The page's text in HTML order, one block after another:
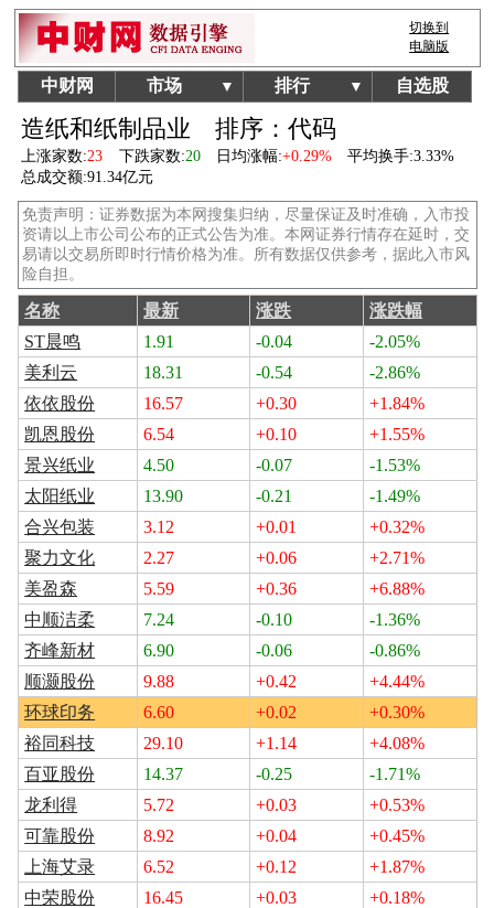
切换到
电脑版
中财网 市场 ▼ 排行 ▼ 自选股
造纸和纸制品业 排序：代码
上涨家数:23 下跌家数:20 日均涨幅:+0.29% 平均换手:3.33%
总成交额:91.34亿元
免责声明：证券数据为本网搜集归纳，尽量保证及时准确，入市投
资请以上市公司公布的正式公告为准。本网证券行情存在延时，交
易请以交易所即时行情价格为准。所有数据仅供参考，据此入市风
险自担。
名称 最新 涨跌
涨跌幅
ST晨鸣
1.91 -0.04
-2.05%
美利云
18.31 -0.54
-2.86%
依依股份
16.57 +0.30
+1.84%
凯恩股份
6.54 +0.10
+1.55%
景兴纸业
4.50 -0.07
-1.53%
太阳纸业
13.90 -0.21
-1.49%
合兴包装
3.12 +0.01
+0.32%
聚力文化
2.27 +0.06
+2.71%
美盈森
5.59 +0.36
+6.88%
中顺洁柔
7.24 -0.10
-1.36%
齐峰新材
6.90 -0.06
-0.86%
顺灏股份
9.88 +0.42
+4.44%
环球印务
6.60 +0.02
+0.30%
裕同科技
29.10 +1.14
+4.08%
百亚股份
14.37 -0.25
-1.71%
龙利得
5.72 +0.03
+0.53%
可靠股份
8.92 +0.04
+0.45%
上海艾录
6.52 +0.12
+1.87%
中荣股份
16.45 +0.03
+0.18%